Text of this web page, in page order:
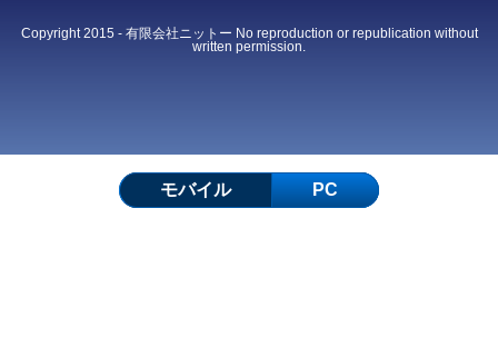
Copyright 2015 - 有限会社ニットー No reproduction or republication without
written permission.
モバイル PC